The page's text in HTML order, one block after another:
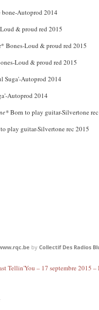
Autoprod 2014
& proud red 2015
Bones-Loud & proud red 2015
Loud & proud red 2015
Suga'-Autoprod 2014
Autoprod 2014
Born to play guitar-Silvertone
play guitar-Silvertone rec 2015
by Collectif Des Radios